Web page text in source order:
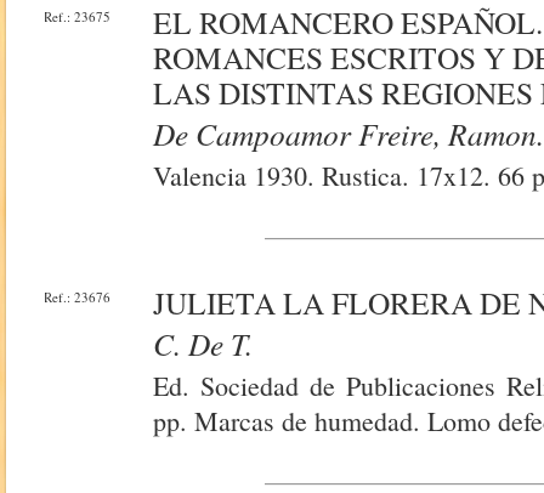
Ref.: 23675
EL ROMANCERO
ROMANCES ESCRITOS Y
LAS DISTINTAS REGIONES
De Campoamor Freire, Ramon.
Valencia 1930. Rustica. 17x12. 66
Ref.: 23676
JULIETA LA FLORERA DE
C. De T.
Ed. Sociedad de Publicaciones
pp. Marcas de humedad. Lomo